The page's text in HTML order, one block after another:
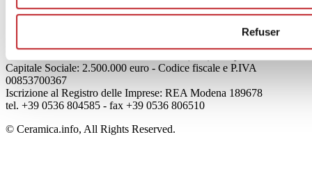
Refuser
Cookie Policy
Credits
Viale Monte Santo, 40 - 41049 Sassuolo (MO) - Italy
Capitale Sociale: 2.500.000 euro - Codice fiscale e P.IVA
00853700367
Iscrizione al Registro delle Imprese: REA Modena 189678
tel. +39 0536 804585 - fax +39 0536 806510
© Ceramica.info, All Rights Reserved.